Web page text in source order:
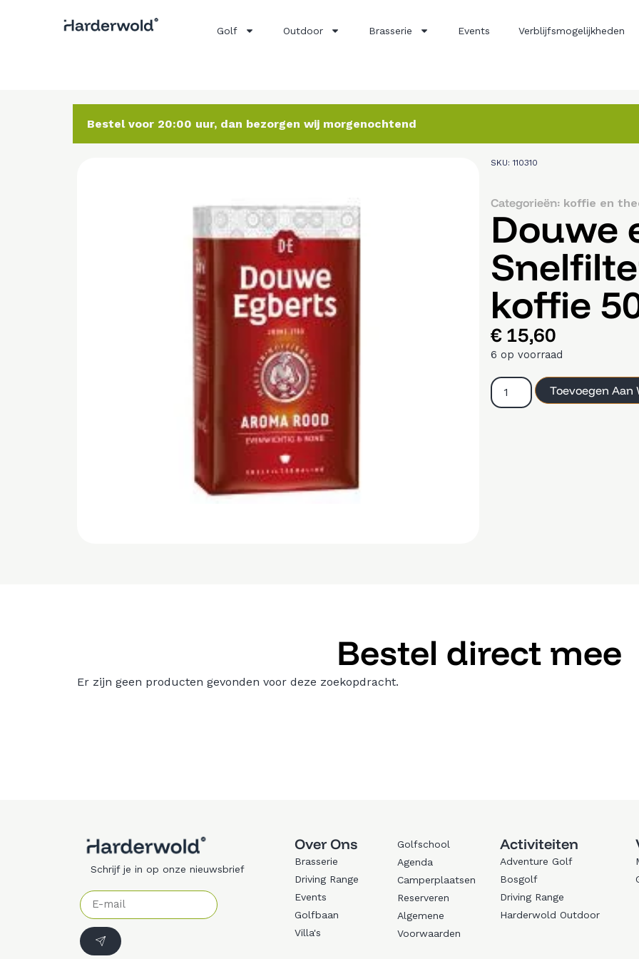
Golf Outdoor Brasserie Events Verblijfsmogelijkheden
Bestel voor 20:00 uur, dan bezorgen wij morgenochtend
SKU: 110310
Categorieën: koffie en
Douwe
koffie
€ 15,60
6 op voorraad
Toevoegen Aan
Bestel direct mee
Er zijn geen producten gevonden voor deze zoekopdracht.
Schrijf je in op onze nieuwsbrief
Over Ons
Brasserie
Driving Range
Events
Golfbaan
Villa's
Golfschool
Agenda
Camperplaatsen
Reserveren
Algemene
Voorwaarden
Activiteiten
Adventure Golf
Bosgolf
Driving Range
Harderwold Outdoor